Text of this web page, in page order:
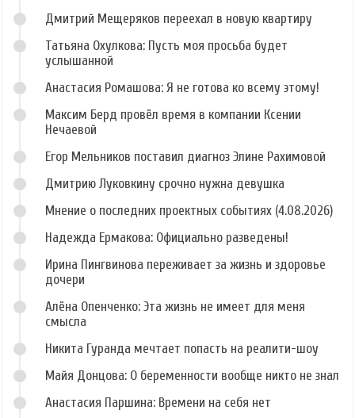
Дмитрий Мещеряков переехал в новую квартиру
Татьяна Охулкова: Пусть моя просьба будет
услышанной
Анастасия Ромашова: Я не готова ко всему этому!
Максим Берд провёл время в компании Ксении
Нечаевой
Егор Мельников поставил диагноз Элине Рахимовой
Дмитрию Луковкину срочно нужна девушка
Мнение о последних проектных событиях (4.08.2026)
Надежда Ермакова: Официально разведены!
Ирина Пингвинова переживает за жизнь и здоровье
дочери
Алёна Опенченко: Эта жизнь не имеет для меня
смысла
Никита Гуранда мечтает попасть на реалити-шоу
Майя Донцова: О беременности вообще никто не знал
Анастасия Паршина: Времени на себя нет